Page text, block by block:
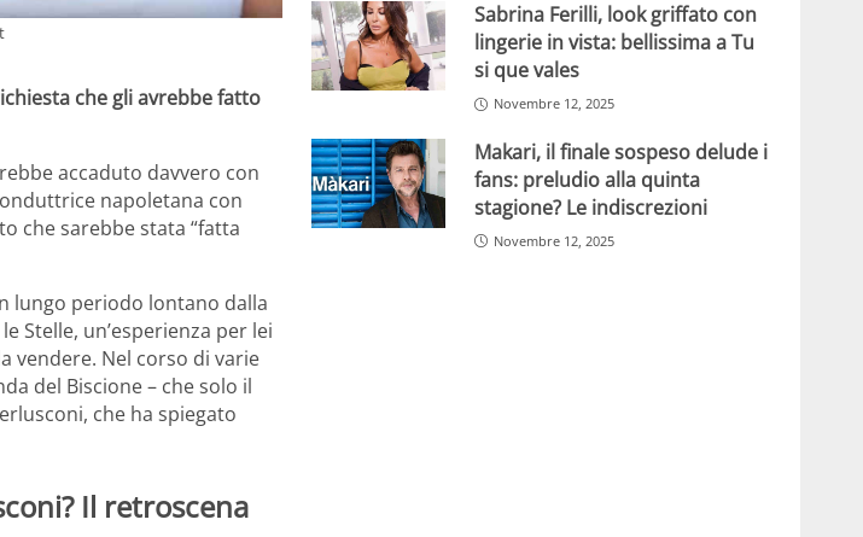
che gli avrebbe fatto
accaduto davvero con
napoletana con
che sarebbe stata “fatta
lungo periodo lontano dalla
Stelle, un’esperienza per lei
vendere. Nel corso di varie
del Biscione – che solo il
che ha spiegato
Il retroscena
Sabrina Ferilli, look griffato con
lingerie in vista: bellissima a Tu
si que vales
Novembre 12, 2025
Makari, il finale sospeso delude i
fans: preludio alla quinta
stagione? Le indiscrezioni
Novembre 12, 2025